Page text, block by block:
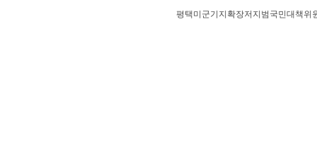
평택미군기지확장저지범국민대책위